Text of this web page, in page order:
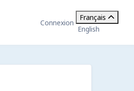
Connexion
Français
English